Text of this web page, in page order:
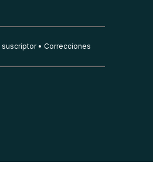
suscriptor Correcciones